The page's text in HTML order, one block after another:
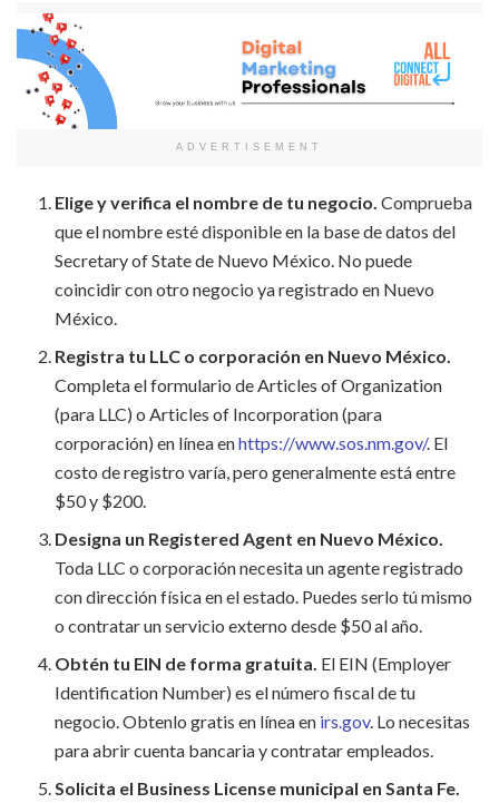
ADVERTISEMENT
Elige y verifica el nombre de tu negocio. Comprueba
que el nombre esté disponible en la base de datos del
Secretary of State de Nuevo México. No puede
coincidir con otro negocio ya registrado en Nuevo
México.
Registra tu LLC o corporación en Nuevo México.
Completa el formulario de Articles of Organization
(para LLC) o Articles of Incorporation (para
corporación) en línea enhttps://www.sos.nm.gov/. El
costo de registro varía, pero generalmente está entre
$50 y $200.
Designa un Registered Agent en Nuevo México.
Toda LLC o corporación necesita un agente registrado
con dirección física en el estado. Puedes serlo tú mismo
o contratar un servicio externo desde $50 al año.
Obtén tu EIN de forma gratuita. El EIN (Employer
Identification Number) es el número fiscal de tu
negocio. Obtenlo gratis en línea en irs.gov. Lo necesitas
para abrir cuenta bancaria y contratar empleados.
Solicita el Business License municipal en Santa Fe.